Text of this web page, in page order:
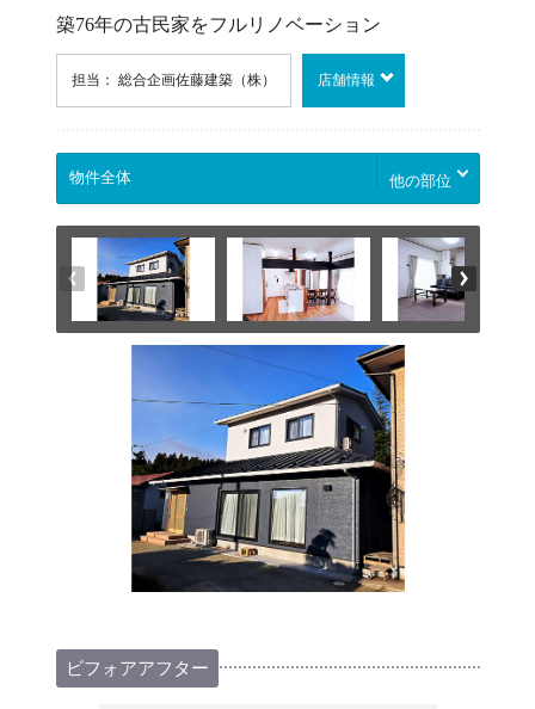
築76年の古民家をフルリノベーション
担当： 総合企画佐藤建築（株） 店舗情報
他の部位
ビフォアアフター